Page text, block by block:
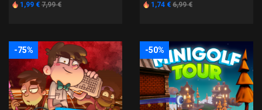
1,99 € 7,99 € 1,74 € 6,99 €
-75% -50%